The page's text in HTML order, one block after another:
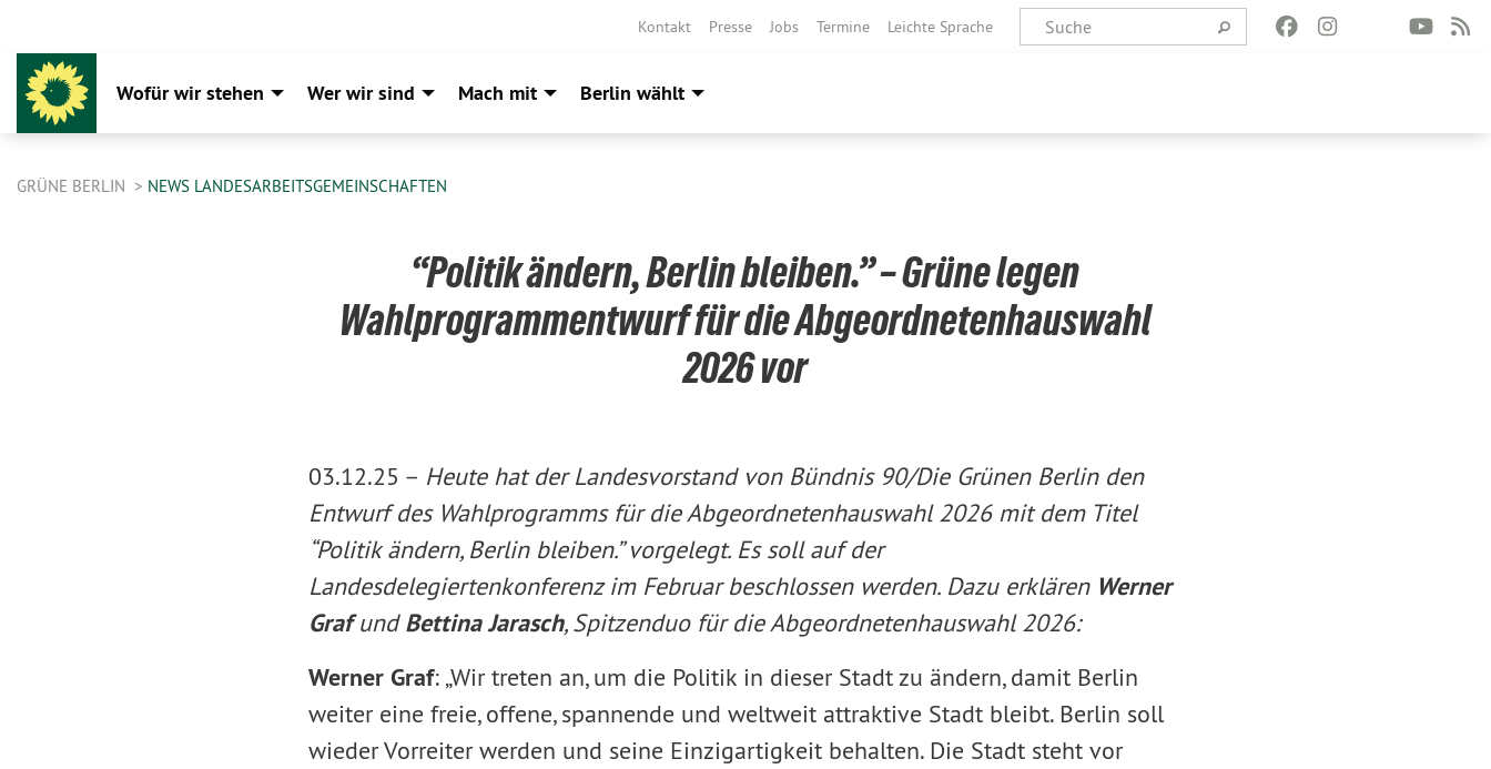
Kontakt Presse Jobs Termine Leichte Sprache
Wofür wir stehen Wer wir sind Mach mit Berlin wählt
GRÜNE BERLIN NEWS LANDESARBEITSGEMEINSCHAFTEN
“Politik ändern, Berlin bleiben.” – Grüne legen
Wahlprogrammentwurf für die Abgeordnetenhauswahl
2026 vor
03.12.25 – Heute hat der Landesvorstand von Bündnis 90/Die Grünen Berlin den
Entwurf des Wahlprogramms für die Abgeordnetenhauswahl 2026 mit dem Titel
“Politik ändern, Berlin bleiben.” vorgelegt. Es soll auf der
Landesdelegiertenkonferenz im Februar beschlossen werden. Dazu erklären Werner
GrafundBettina Jarasch, Spitzenduo für die Abgeordnetenhauswahl 2026:
Werner Graf: „Wir treten an, um die Politik in dieser Stadt zu ändern, damit Berlin
weiter eine freie, offene, spannende und weltweit attraktive Stadt bleibt. Berlin soll
wieder Vorreiter werden und seine Einzigartigkeit behalten. Die Stadt steht vor